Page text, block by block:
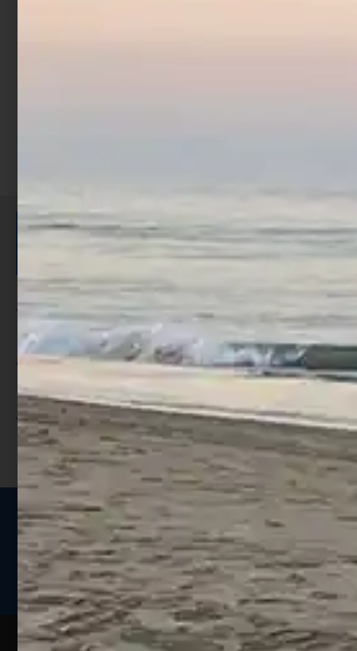
ISCRIVITI E RICEVI 3,50€ DI
SCONTO >
Per ogni acquisto accumuli ulteriori
punti;
Utilizza i punti per ricevere uno
sconto;
I punti sono indicati nella pagina
prodotto;
Seguici sui social